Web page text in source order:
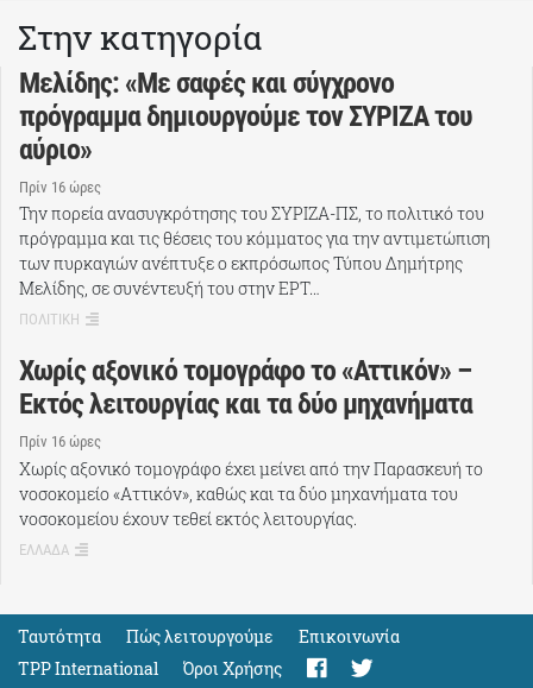
Στην κατηγορία
Μελίδης: «Με σαφές και σύγχρονο
πρόγραμμα δημιουργούμε τον ΣΥΡΙΖΑ του
αύριο»
Πρίν 16 ώρες
Την πορεία ανασυγκρότησης του ΣΥΡΙΖΑ-ΠΣ, το πολιτικό του
πρόγραμμα και τις θέσεις του κόμματος για την αντιμετώπιση
των πυρκαγιών ανέπτυξε ο εκπρόσωπος Τύπου Δημήτρης
Μελίδης, σε συνέντευξή του στην ΕΡΤ…
ΠΟΛΙΤΙΚΗ
Χωρίς αξονικό τομογράφο το «Αττικόν» –
Εκτός λειτουργίας και τα δύο μηχανήματα
Πρίν 16 ώρες
Χωρίς αξονικό τομογράφο έχει μείνει από την Παρασκευή το
νοσοκομείο «Αττικόν», καθώς και τα δύο μηχανήματα του
νοσοκομείου έχουν τεθεί εκτός λειτουργίας.
ΕΛΛΑΔΑ
Ταυτότητα Πώς λειτουργούμε
Eπικοινωνία
TPP International
Όροι Χρήσης